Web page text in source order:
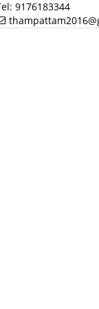
| பைனான்ஸ் |
9176183344